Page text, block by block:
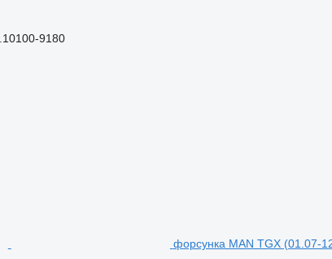
9180
форсунка MAN TGX (01.07-